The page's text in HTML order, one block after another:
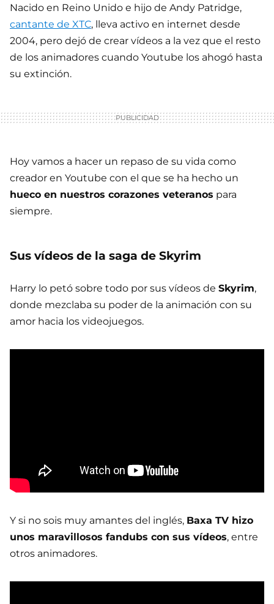
Nacido en Reino Unido e hijo de Andy Patridge,
cantante de XTC, lleva activo en internet desde
2004, pero dejó de crear vídeos a la vez que el resto
de los animadores cuando Youtube los ahogó hasta
su extinción.
Hoy vamos a hacer un repaso de su vida como
creador en Youtube con el que se ha hecho un
hueco en nuestros corazones veteranos para
siempre.
Sus vídeos de la saga de Skyrim
Harry lo petó sobre todo por sus vídeos de Skyrim,
donde mezclaba su poder de la animación con su
amor hacia los videojuegos.
Y si no sois muy amantes del inglés, Baxa TV hizo
unos maravillosos fandubs con sus vídeos, entre
otros animadores.